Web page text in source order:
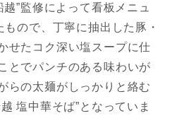
”監修によって看板メニュ
もので、丁寧に抽出した豚・
せたコク深い塩スープに仕
とでパンチのある味わいが
らの太麺がしっかりと絡む
塩中華そば”となっていま